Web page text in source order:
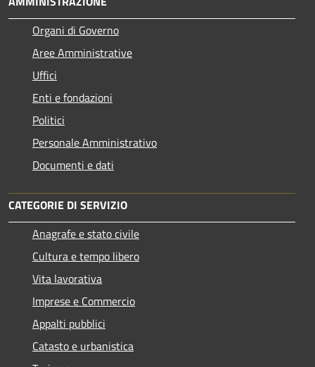
Organi di Governo
Aree Amministrative
Uffici
Enti e fondazioni
Politici
Personale Amministrativo
Documenti e dati
CATEGORIE DI SERVIZIO
Anagrafe e stato civile
Cultura e tempo libero
Vita lavorativa
Imprese e Commercio
Appalti pubblici
Catasto e urbanistica